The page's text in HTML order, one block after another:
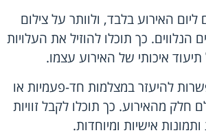
האירוע בלבד, ולוותר על צילום
הנלווים. כך תוכלו להוזיל את העלויות
תיעוד איכותי של האירוע עצמו.
להיעזר במצלמות חד-פעמיות או
חלק מהאירוע. כך תוכלו לקבל זוויות
אישיות ומיוחדות.